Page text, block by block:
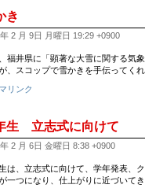
き
2 月 9日 月曜日 19:29 +0900
福井県に「顕著な大雪に関する気
、スコップで雪かきを手伝ってく
リンク
生 立志式に向けて
2 月 6日 金曜日 8:38 +0900
は、立志式に向けて、学年発表、
一つになり、仕上がりに近づいて